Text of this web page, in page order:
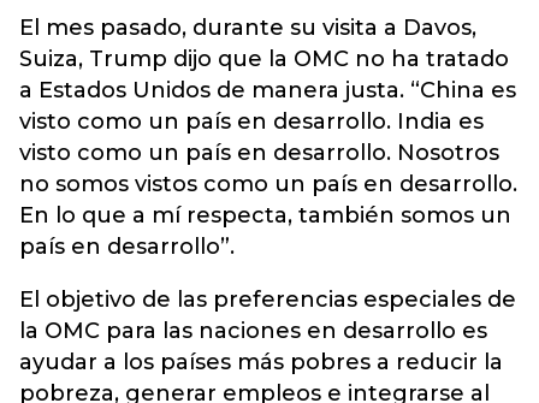
El mes pasado, durante su visita a Davos,
Suiza, Trump dijo que la OMC no ha tratado
a Estados Unidos de manera justa. “China es
visto como un país en desarrollo. India es
visto como un país en desarrollo. Nosotros
no somos vistos como un país en desarrollo.
En lo que a mí respecta, también somos un
país en desarrollo”.
El objetivo de las preferencias especiales de
la OMC para las naciones en desarrollo es
ayudar a los países más pobres a reducir la
pobreza, generar empleos e integrarse al